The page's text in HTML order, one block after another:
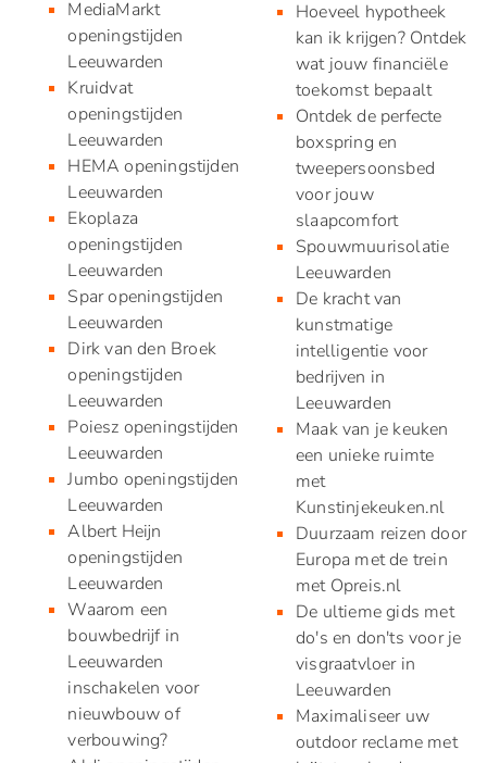
MediaMarkt
openingstijden
Leeuwarden
Kruidvat
openingstijden
Leeuwarden
HEMA openingstijden
Leeuwarden
Ekoplaza
openingstijden
Leeuwarden
Spar openingstijden
Leeuwarden
Dirk van den Broek
openingstijden
Leeuwarden
Poiesz openingstijden
Leeuwarden
Jumbo openingstijden
Leeuwarden
Albert Heijn
openingstijden
Leeuwarden
Waarom een
bouwbedrijf in
Leeuwarden
inschakelen voor
nieuwbouw of
verbouwing?
Hoeveel hypotheek
kan ik krijgen? Ontdek
wat jouw financiële
toekomst bepaalt
Ontdek de perfecte
boxspring en
tweepersoonsbed
voor jouw
slaapcomfort
Spouwmuurisolatie
Leeuwarden
De kracht van
kunstmatige
intelligentie voor
bedrijven in
Leeuwarden
Maak van je keuken
een unieke ruimte
met
Kunstinjekeuken.nl
Duurzaam reizen door
Europa met de trein
met Opreis.nl
De ultieme gids met
do's en don'ts voor je
visgraatvloer in
Leeuwarden
Maximaliseer uw
outdoor reclame met